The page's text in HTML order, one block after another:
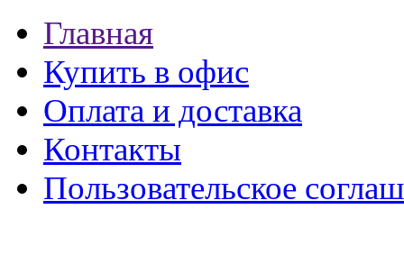
Главная
Купить в офис
Оплата и доставка
Контакты
Пользовательское